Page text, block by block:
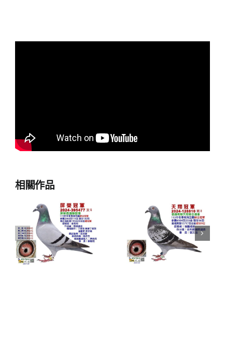
相關作品
2024年天翔
聯合會冬季
南海五關綜
合入賞鴿欣
2024年東港
1188冬季南
海五關綜合
入賞鴿欣賞